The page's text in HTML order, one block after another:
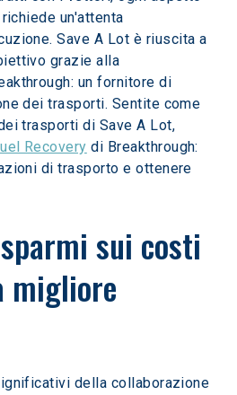
un'attenta
Save A Lot è riuscita a
grazie alla
un fornitore di
dei trasporti. Sentite come
trasporti di Save A Lot,
Recovery di Breakthrough:
di trasporto e ottenere
sui costi
migliore
della collaborazione